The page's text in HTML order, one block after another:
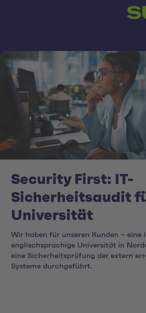
Security First: IT-
Sicherheitsaudit
Universität
Wir haben für unseren Kunden – eine
englischsprachige Universität in
eine Sicherheitsprüfung der extern
Systeme durchgeführt.